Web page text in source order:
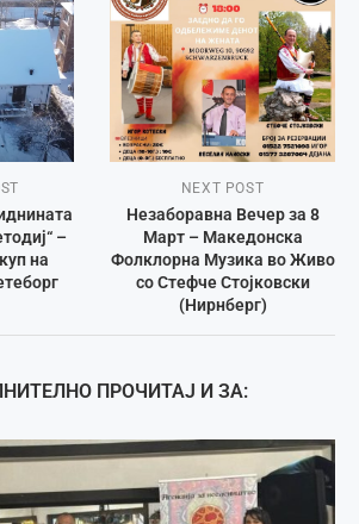
–
на
NEXT POST
Незаборавна Вечер за 8
Март – Македонска
Фолклорна Музика во Живо
со Стефче Стојковски
(Нирнберг)
ПРОЧИТАЈ И ЗА: